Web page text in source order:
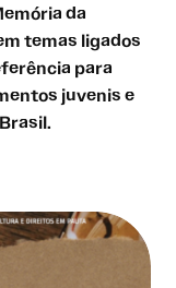
da
temas ligados
para
juvenis e